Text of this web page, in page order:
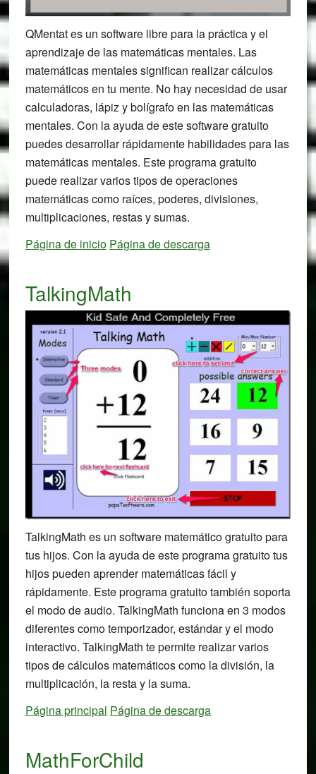
QMentat es un software libre para la práctica y el
aprendizaje de las matemáticas mentales. Las
matemáticas mentales significan realizar cálculos
matemáticos en tu mente. No hay necesidad de usar
calculadoras, lápiz y bolígrafo en las matemáticas
mentales. Con la ayuda de este software gratuito
puedes desarrollar rápidamente habilidades para las
matemáticas mentales. Este programa gratuito
puede realizar varios tipos de operaciones
matemáticas como raíces, poderes, divisiones,
multiplicaciones, restas y sumas.
Página de inicio Página de descarga
TalkingMath
TalkingMath es un software matemático gratuito para
tus hijos. Con la ayuda de este programa gratuito tus
hijos pueden aprender matemáticas fácil y
rápidamente. Este programa gratuito también soporta
el modo de audio. TalkingMath funciona en 3 modos
diferentes como temporizador, estándar y el modo
interactivo. TalkingMath te permite realizar varios
tipos de cálculos matemáticos como la división, la
multiplicación, la resta y la suma.
Página principal Página de descarga
MathForChild